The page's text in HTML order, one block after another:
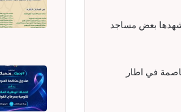
بعض مساجد
في اطار